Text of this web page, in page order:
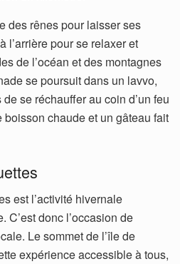
des rênes pour laisser ses
l’arrière pour se relaxer et
de l’océan et des montagnes
se poursuit dans un lavvo,
se réchauffer au coin d’un feu
chaude et un gâteau fait
est l’activité hivernale
donc l’occasion de
Le sommet de l’île de
expérience accessible à tous,